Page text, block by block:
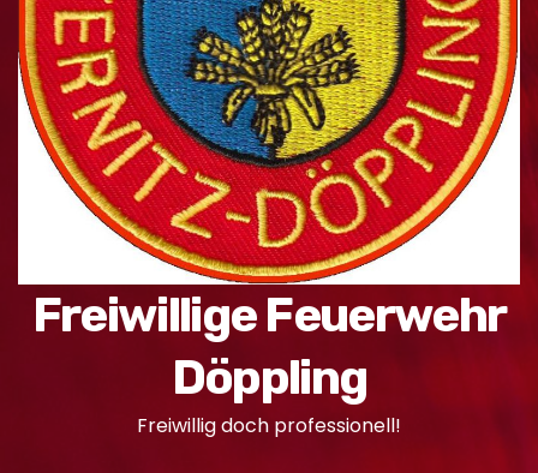
Freiwillige Feuerwehr
Döppling
Freiwillig doch professionell!